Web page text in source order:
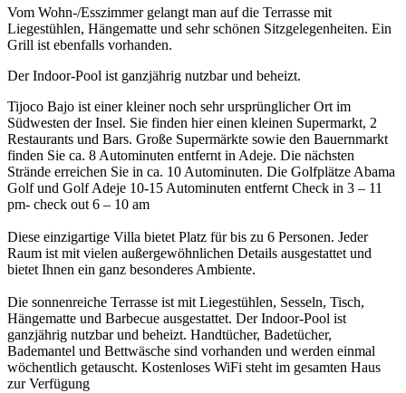
Vom Wohn-/Esszimmer gelangt man auf die Terrasse mit
Liegestühlen, Hängematte und sehr schönen Sitzgelegenheiten. Ein
Grill ist ebenfalls vorhanden.
Der Indoor-Pool ist ganzjährig nutzbar und beheizt.
Tijoco Bajo ist einer kleiner noch sehr ursprünglicher Ort im
Südwesten der Insel. Sie finden hier einen kleinen Supermarkt, 2
Restaurants und Bars. Große Supermärkte sowie den Bauernmarkt
finden Sie ca. 8 Autominuten entfernt in Adeje. Die nächsten
Strände erreichen Sie in ca. 10 Autominuten. Die Golfplätze Abama
Golf und Golf Adeje 10-15 Autominuten entfernt Check in 3 – 11
pm- check out 6 – 10 am
Diese einzigartige Villa bietet Platz für bis zu 6 Personen. Jeder
Raum ist mit vielen außergewöhnlichen Details ausgestattet und
bietet Ihnen ein ganz besonderes Ambiente.
Die sonnenreiche Terrasse ist mit Liegestühlen, Sesseln, Tisch,
Hängematte und Barbecue ausgestattet. Der Indoor-Pool ist
ganzjährig nutzbar und beheizt. Handtücher, Badetücher,
Bademantel und Bettwäsche sind vorhanden und werden einmal
wöchentlich getauscht. Kostenloses WiFi steht im gesamten Haus
zur Verfügung